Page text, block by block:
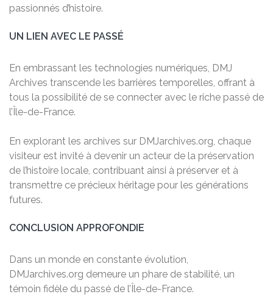
passionnés d’histoire.
UN LIEN AVEC LE PASSÉ
En embrassant les technologies numériques, DMJ
Archives transcende les barrières temporelles, offrant à
tous la possibilité de se connecter avec le riche passé de
l’Île-de-France.
En explorant les archives sur DMJarchives.org, chaque
visiteur est invité à devenir un acteur de la préservation
de l’histoire locale, contribuant ainsi à préserver et à
transmettre ce précieux héritage pour les générations
futures.
CONCLUSION APPROFONDIE
Dans un monde en constante évolution,
DMJarchives.org demeure un phare de stabilité, un
témoin fidèle du passé de l’Île-de-France.